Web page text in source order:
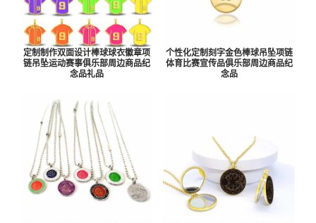
定制制作双面设计棒球球衣徽章项
链吊坠运动赛事俱乐部周边商品纪
念品礼品
个性化定制刻字金色棒球吊坠项链
体育比赛宣传品俱乐部周边商品纪
念品